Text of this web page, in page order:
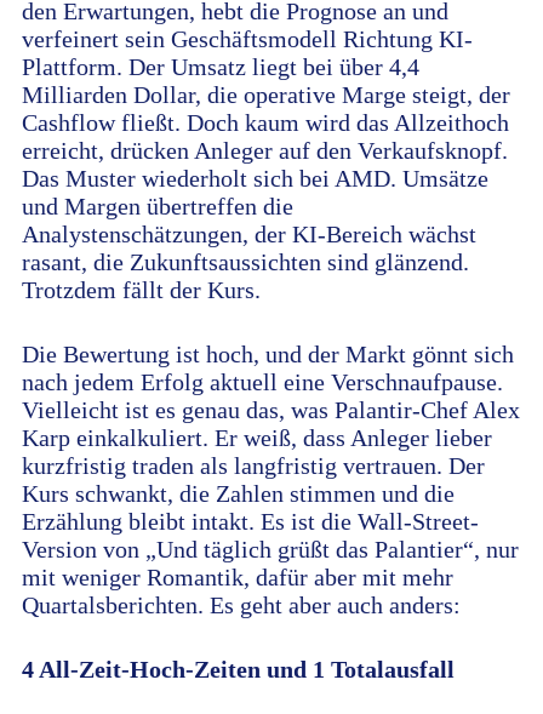
den Erwartungen, hebt die Prognose an und
verfeinert sein Geschäftsmodell Richtung KI-
Plattform. Der Umsatz liegt bei über 4,4
Milliarden Dollar, die operative Marge steigt, der
Cashflow fließt. Doch kaum wird das Allzeithoch
erreicht, drücken Anleger auf den Verkaufsknopf.
Das Muster wiederholt sich bei AMD. Umsätze
und Margen übertreffen die
Analystenschätzungen, der KI-Bereich wächst
rasant, die Zukunftsaussichten sind glänzend.
Trotzdem fällt der Kurs.
Die Bewertung ist hoch, und der Markt gönnt sich
nach jedem Erfolg aktuell eine Verschnaufpause.
Vielleicht ist es genau das, was Palantir-Chef Alex
Karp einkalkuliert. Er weiß, dass Anleger lieber
kurzfristig traden als langfristig vertrauen. Der
Kurs schwankt, die Zahlen stimmen und die
Erzählung bleibt intakt. Es ist die Wall-Street-
Version von „Und täglich grüßt das Palantier“, nur
mit weniger Romantik, dafür aber mit mehr
Quartalsberichten. Es geht aber auch anders:
4 All-Zeit-Hoch-Zeiten und 1 Totalausfall